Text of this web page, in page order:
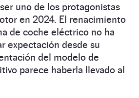
uno de los protagonistas
en 2024. El renacimiento
de coche eléctrico no ha
expectación desde su
del modelo de
parece haberla llevado al